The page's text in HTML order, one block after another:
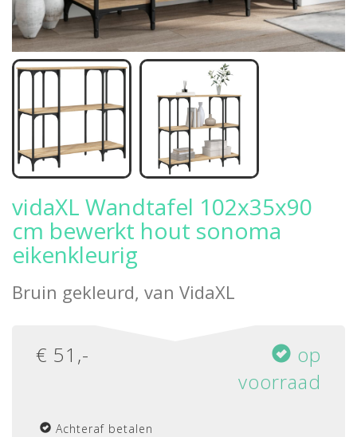
vidaXL Wandtafel 102x35x90
cm bewerkt hout sonoma
eikenkleurig
Bruin gekleurd, van VidaXL
€ 51 ,-
op
voorraad
Achteraf betalen